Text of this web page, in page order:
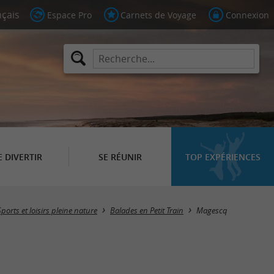
Espace Pro Carnets de Voyage Connexion
DIVERTIR SE RÉUNIR TOP EXPÉRIENCES
Masquer la carte
et loisirs pleine nature Balades en Petit Train Magescq